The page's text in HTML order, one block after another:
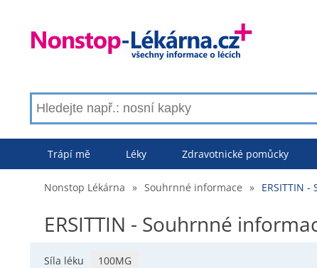
Trápí mě Léky Zdravotnické pomůcky
Nonstop Lékárna » Souhrnné informace » ERSITTIN
ERSITTIN - Souhrnné
Síla léku
100MG